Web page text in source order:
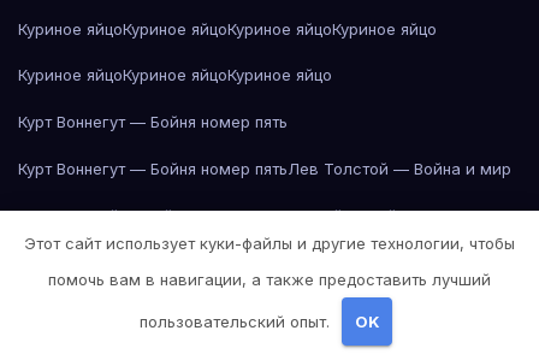
Куриное яйцоКуриное яйцоКуриное яйцоКуриное яйцо
Куриное яйцоКуриное яйцоКуриное яйцо
Курт Воннегут — Бойня номер пять
Курт Воннегут — Бойня номер пятьЛев Толстой — Война и мир
Лев Толстой — Война и мирЛев Толстой — Война и мир
Этот сайт использует куки-файлы и другие технологии, чтобы
помочь вам в навигации, а также предоставить лучший
пользовательский опыт. OK